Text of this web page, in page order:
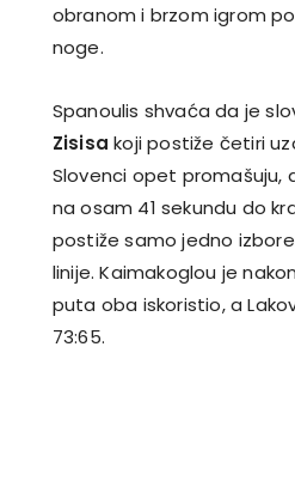
obranom i brzom igrom
noge.
Spanoulis shvaća da je
Zisisa koji postiže četiri
Slovenci opet promašuju,
na osam 41 sekundu do
postiže samo jedno
linije. Kaimakoglou je
puta oba iskoristio, a
73:65.